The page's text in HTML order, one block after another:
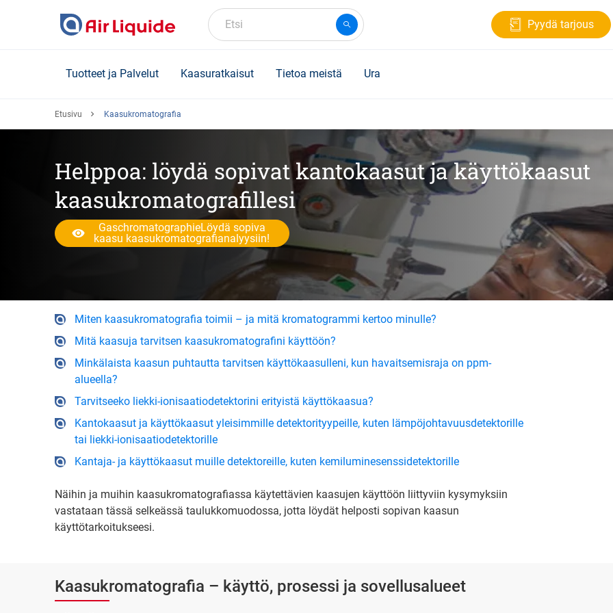
Etsi Pyydä tarjous
Tuotteet ja Palvelut Kaasuratkaisut Tietoa meistä Ura
Etusivu Kaasukromatografia
Helppoa: löydä sopivat kantokaasut ja käyttökaasut
kaasukromatografillesi
GaschromatographieLöydä sopiva
kaasu kaasukromatografianalyysiin!
Miten kaasukromatografia toimii – ja mitä kromatogrammi kertoo minulle?
Mitä kaasuja tarvitsen kaasukromatografini käyttöön?
Minkälaista kaasun puhtautta tarvitsen käyttökaasulleni, kun havaitsemisraja on ppm-
alueella?
Tarvitseeko liekki-ionisaatiodetektorini erityistä käyttökaasua?
Kantokaasut ja käyttökaasut yleisimmille detektorityypeille, kuten lämpöjohtavuusdetektorille
tai liekki-ionisaatiodetektorille
Kantaja- ja käyttökaasut muille detektoreille, kuten kemiluminesenssidetektorille
Näihin ja muihin kaasukromatografiassa käytettävien kaasujen käyttöön liittyviin kysymyksiin
vastataan tässä selkeässä taulukkomuodossa, jotta löydät helposti sopivan kaasun
käyttötarkoitukseesi.
Kaasukromatografia – käyttö, prosessi ja sovellusalueet